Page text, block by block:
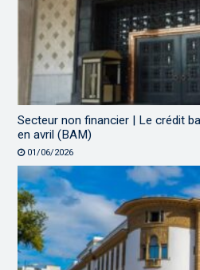
Secteur non financier | Le crédit
en avril (BAM)
01/06/2026